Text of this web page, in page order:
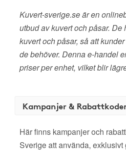
Kuvert-sverige.se är en
utbud av kuvert och påsar. De
kuvert och påsar, så att
de behöver. Denna e-handel
priser per enhet, vilket blir
Kampanjer &
Här finns kampanjer och
Sverige att använda, exklusivt